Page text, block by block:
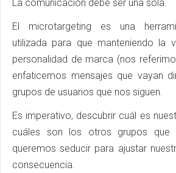
La comunicación debe ser una sola.
El microtargeting es una
utilizada para que manteniendo la
personalidad de marca (nos
enfaticemos mensajes que vayan
grupos de usuarios que nos siguen.
Es imperativo, descubrir cuál es
cuáles son los otros grupos que
queremos seducir para ajustar
consecuencia.